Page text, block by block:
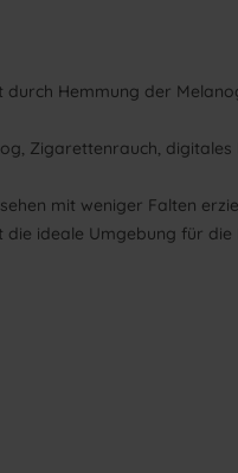
Hemmung der
Zigarettenrauch, digitales
mit weniger Falten
ideale Umgebung für die